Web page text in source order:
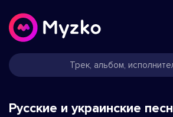
Русские и украинские